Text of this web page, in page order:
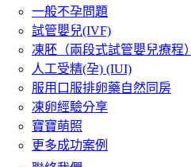
一般不孕問題
試管嬰兒(IVF)
凍胚（兩段式試管嬰兒療程）
人工受精(孕) (IUI)
服用口服排卵藥自然同房
凍卵經驗分享
寶寶萌照
更多成功案例